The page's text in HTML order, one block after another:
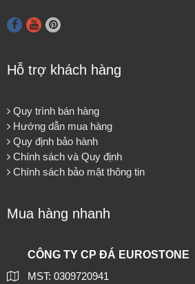
Hỗ trợ khách hàng
Quy trình bán hàng
Hướng dẫn mua hàng
Quy định bảo hành
Chính sách và Quy định
Chính sách bảo mật thông tin
Mua hàng nhanh
CÔNG TY CP ĐÁ EUROSTONE
MST: 0309720941